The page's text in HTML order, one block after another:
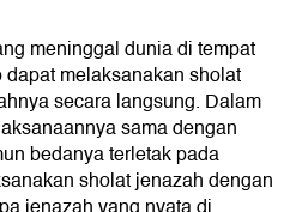
meninggal dunia di tempat
melaksanakan sholat
secara langsung. Dalam
sama dengan
bedanya terletak pada
sholat jenazah dengan